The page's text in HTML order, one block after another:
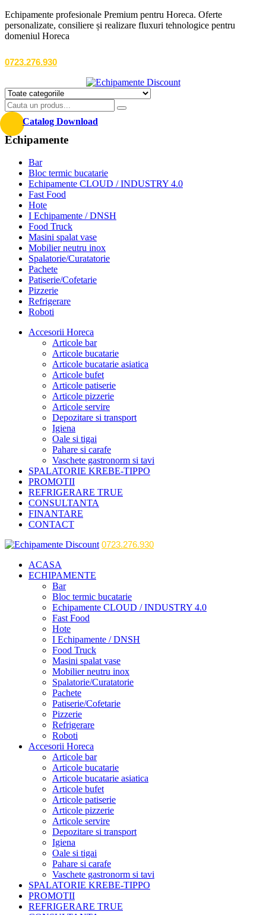
Echipamente profesionale Premium pentru Horeca. Oferte
personalizate, consiliere și realizare fluxuri tehnologice pentru
domeniul Horeca
0723.276.930
Catalog Download
Echipamente
Bar
Bloc termic bucatarie
Echipamente CLOUD / INDUSTRY 4.0
Fast Food
Hote
I Echipamente / DNSH
Food Truck
Masini spalat vase
Mobilier neutru inox
Spalatorie/Curatatorie
Pachete
Patiserie/Cofetarie
Pizzerie
Refrigerare
Roboti
Accesorii Horeca
Articole bar
Articole bucatarie
Articole bucatarie asiatica
Articole bufet
Articole patiserie
Articole pizzerie
Articole servire
Depozitare si transport
Igiena
Oale si tigai
Pahare si carafe
Vaschete gastronorm si tavi
SPALATORIE KREBE-TIPPO
PROMOTII
REFRIGERARE TRUE
CONSULTANTA
FINANTARE
CONTACT
0723.276.930
ACASA
ECHIPAMENTE
Bar
Bloc termic bucatarie
Echipamente CLOUD / INDUSTRY 4.0
Fast Food
Hote
I Echipamente / DNSH
Food Truck
Masini spalat vase
Mobilier neutru inox
Spalatorie/Curatatorie
Pachete
Patiserie/Cofetarie
Pizzerie
Refrigerare
Roboti
Accesorii Horeca
Articole bar
Articole bucatarie
Articole bucatarie asiatica
Articole bufet
Articole patiserie
Articole pizzerie
Articole servire
Depozitare si transport
Igiena
Oale si tigai
Pahare si carafe
Vaschete gastronorm si tavi
SPALATORIE KREBE-TIPPO
PROMOTII
REFRIGERARE TRUE